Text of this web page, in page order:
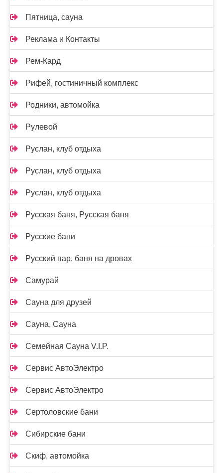
Пятница, сауна
Реклама и Контакты
Рем-Кард
Рифей, гостиничный комплекс
Родники, автомойка
Рулевой
Руслан, клуб отдыха
Руслан, клуб отдыха
Руслан, клуб отдыха
Русская баня, Русская баня
Русские бани
Русский пар, баня на дровах
Самурай
Сауна для друзей
Сауна, Сауна
Семейная Сауна V.I.P.
Сервис АвтоЭлектро
Сервис АвтоЭлектро
Сертоловские бани
Сибирские бани
Скиф, автомойка